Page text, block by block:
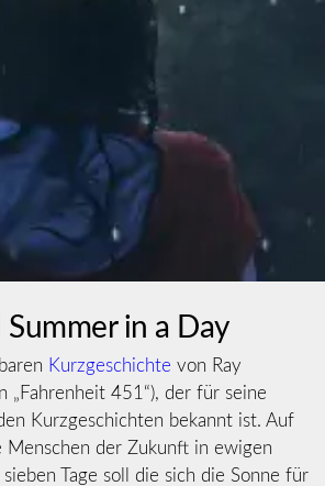
in a Day
Kurzgeschichte von Ray
„Fahrenheit 451“), der für seine
Kurzgeschichten bekannt ist. Auf
Menschen der Zukunft in ewigen
Tage soll die sich die Sonne für